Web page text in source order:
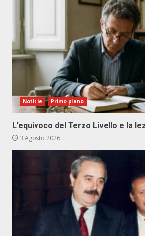
Notizie Primo piano
L’equivoco del Terzo Livello e la
3 Agosto 2026